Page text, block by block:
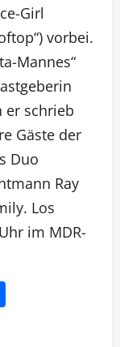
Girl
vorbei.
Mannes“
er schrieb
Gäste der
Duo
Ray
Los
im MDR-